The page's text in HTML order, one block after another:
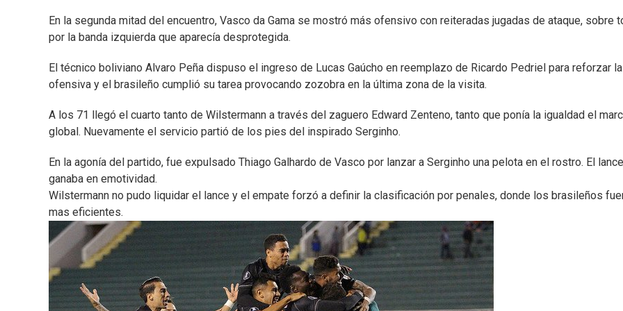
En la segunda mitad del encuentro, Vasco da Gama se mostró más ofensivo con reiteradas jugadas de ataque, sobre
por la banda izquierda que aparecía desprotegida.
El técnico boliviano Alvaro Peña dispuso el ingreso de Lucas Gaúcho en reemplazo de Ricardo Pedriel para reforzar la
ofensiva y el brasileño cumplió su tarea provocando zozobra en la última zona de la visita.
A los 71 llegó el cuarto tanto de Wilstermann a través del zaguero Edward Zenteno, tanto que ponía la igualdad el
global. Nuevamente el servicio partió de los pies del inspirado Serginho.
En la agonía del partido, fue expulsado Thiago Galhardo de Vasco por lanzar a Serginho una pelota en el rostro. El lance
ganaba en emotividad.
Wilstermann no pudo liquidar el lance y el empate forzó a definir la clasificación por penales, donde los brasileños
mas eficientes.